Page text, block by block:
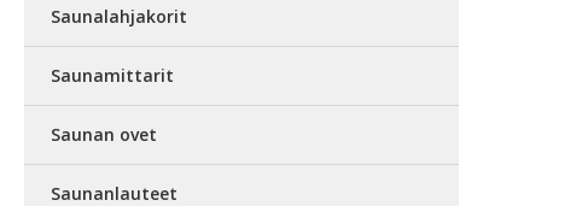
Saunalahjakorit
Saunamittarit
Saunan ovet
Saunanlauteet